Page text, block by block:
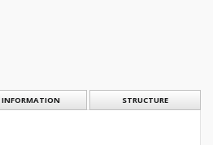
INFORMATION STRUCTURE